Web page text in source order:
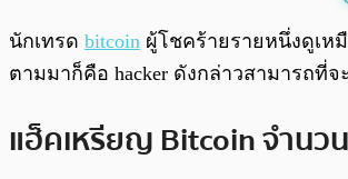
พร้อมเล่น
นักเทรด bitcoin ผู้โชคร้ายรายหนึ่งดูเห
ตามมาก็คือ hacker ดังกล่าวสามารถที่
แฮ็คเหรียญ Bitcoin จำนว